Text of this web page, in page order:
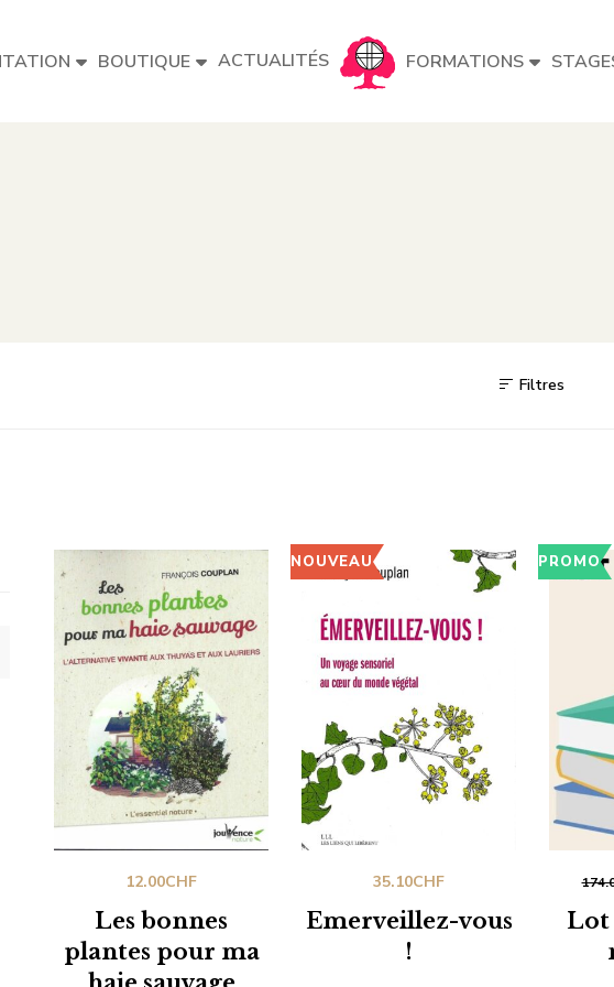
BOUTIQUE ACTUALITÉS FORMATIONS
Filtres
Les bonnes
plantes pour ma
12.00CHF
NOUVEAU
Emerveillez-vous
!
35.10CHF
PROMO
Lot